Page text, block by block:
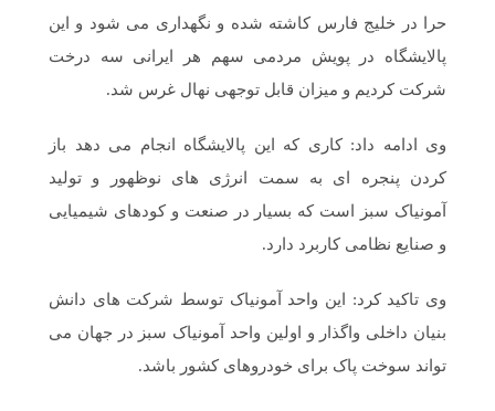
حرا در خلیج فارس کاشته شده و نگهداری می شود و این
پالایشگاه در پویش مردمی سهم هر ایرانی سه درخت
شرکت کردیم و میزان قابل توجهی نهال غرس شد.
وی ادامه داد: کاری که این پالایشگاه انجام می دهد باز
کردن پنجره ای به سمت انرژی های نوظهور و تولید
آمونیاک سبز است که بسیار در صنعت و کودهای شیمیایی
و صنایع نظامی کاربرد دارد.
وی تاکید کرد: این واحد آمونیاک توسط شرکت های دانش
بنیان داخلی واگذار و اولین واحد آمونیاک سبز در جهان می
تواند سوخت پاک برای خودروهای کشور باشد.